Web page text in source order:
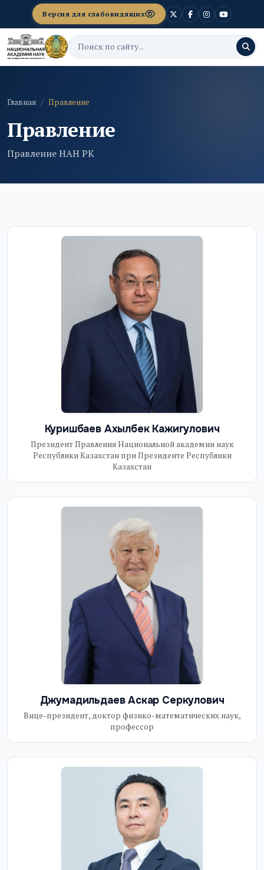
Версия для слабовидящих
Главная Правление
Правление
Правление НАН РК
Куришбаев Ахылбек Кажигулович
Президент Правления Национальной академии наук
Республики Казахстан при Президенте Республики
Казахстан
Джумадильдаев Аскар Серкулович
Вице-президент, доктор физико-математических наук,
профессор